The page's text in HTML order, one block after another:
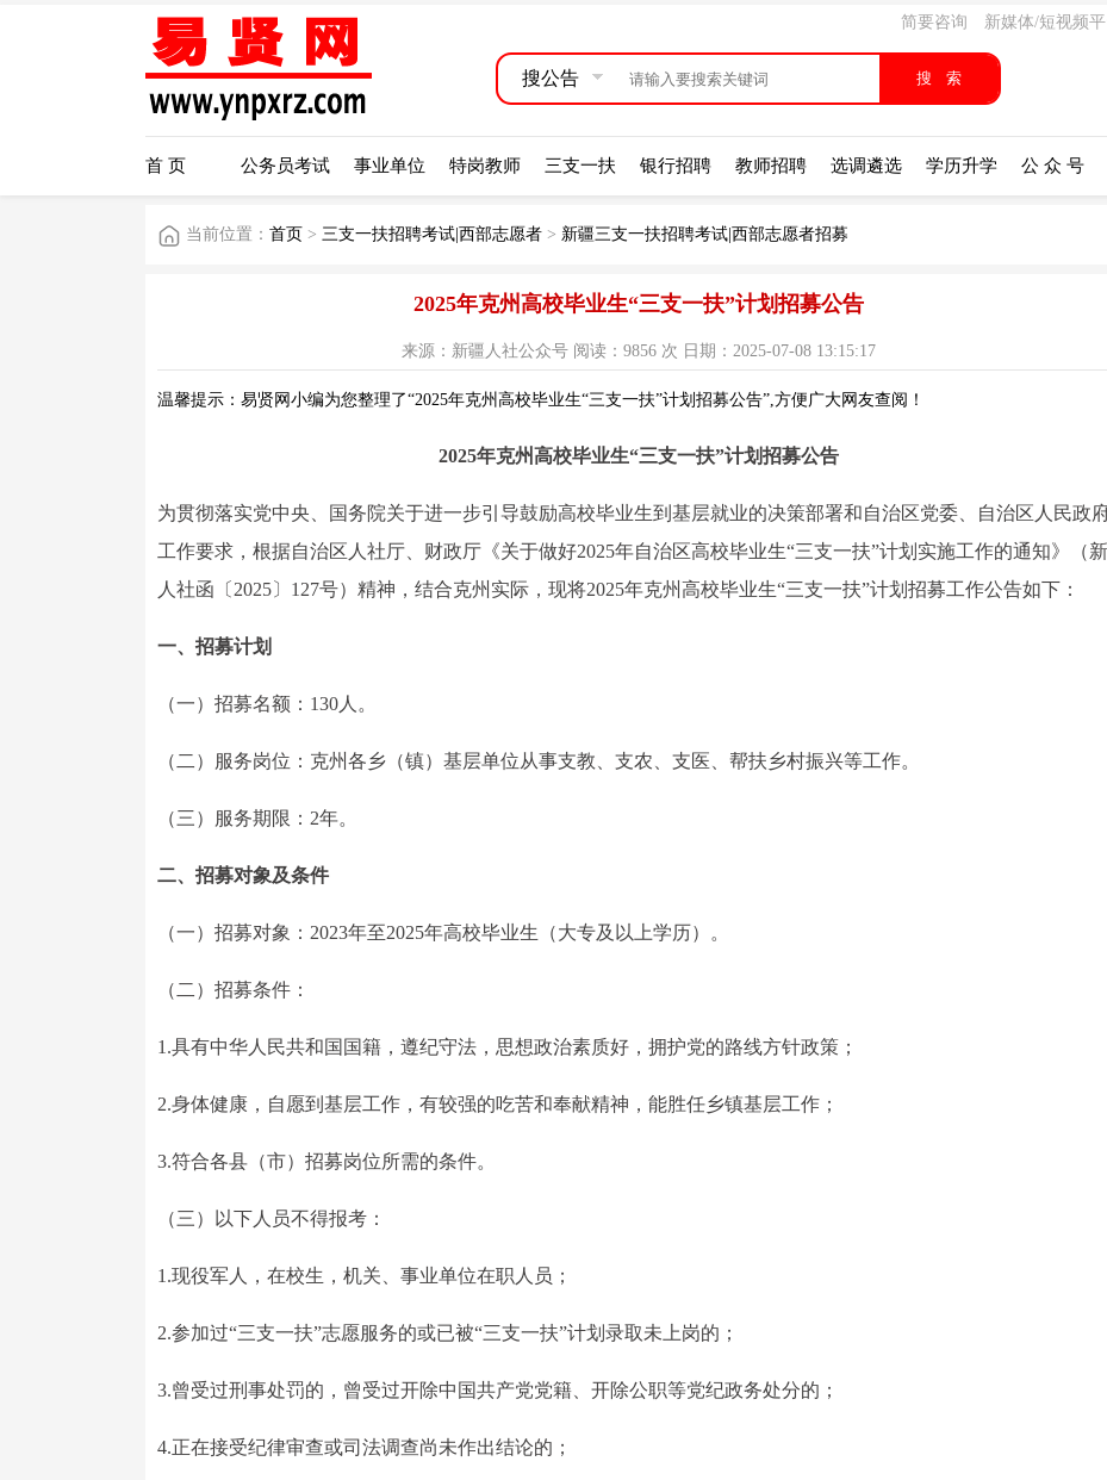
简要咨询 新媒体/短视频
搜公告
首 页 公务员考试 事业单位 特岗教师 三支一扶 银行招聘 教师招聘 选调遴选 学历升学 公 众 号
当前位置： 首页 > 三支一扶招聘考试|西部志愿者 > 新疆三支一扶招聘考试|西部志愿者招募
2025年克州高校毕业生“三支一扶”计划招募公告
来源：新疆人社公众号 阅读：9856 次 日期：2025-07-08 13:15:17
温馨提示：易贤网小编为您整理了“2025年克州高校毕业生“三支一扶”计划招募公告”,方便广大网友查阅！
2025年克州高校毕业生“三支一扶”计划招募公告
为贯彻落实党中央、国务院关于进一步引导鼓励高校毕业生到基层就业的决策部署和自治区党委、自治区人民政
工作要求，根据自治区人社厅、财政厅《关于做好2025年自治区高校毕业生“三支一扶”计划实施工作的通知》（新
人社函〔2025〕127号）精神，结合克州实际，现将2025年克州高校毕业生“三支一扶”计划招募工作公告如下：
一、招募计划
（一）招募名额：130人。
（二）服务岗位：克州各乡（镇）基层单位从事支教、支农、支医、帮扶乡村振兴等工作。
（三）服务期限：2年。
二、招募对象及条件
（一）招募对象：2023年至2025年高校毕业生（大专及以上学历）。
（二）招募条件：
1.具有中华人民共和国国籍，遵纪守法，思想政治素质好，拥护党的路线方针政策；
2.身体健康，自愿到基层工作，有较强的吃苦和奉献精神，能胜任乡镇基层工作；
3.符合各县（市）招募岗位所需的条件。
（三）以下人员不得报考：
1.现役军人，在校生，机关、事业单位在职人员；
2.参加过“三支一扶”志愿服务的或已被“三支一扶”计划录取未上岗的；
3.曾受过刑事处罚的，曾受过开除中国共产党党籍、开除公职等党纪政务处分的；
4.正在接受纪律审查或司法调查尚未作出结论的；